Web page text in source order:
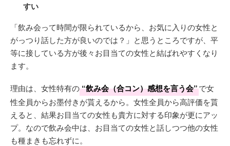
すい
「飲み会って時間が限られているから、お気に入りの女性と
がっつり話した方が良いのでは？」と思うところですが、平
等に接している方が後々お目当ての女性と結ばれやすくなり
ます。
理由は、女性特有の“飲み会（合コン）感想を言う会”で女
性全員からお墨付きが貰えるから。女性全員から高評価を貰
えると、結果お目当ての女性も貴方に対する印象が更にアッ
プ。なので飲み会中は、お目当ての女性と話しつつ他の女性
も種まきも忘れずに。